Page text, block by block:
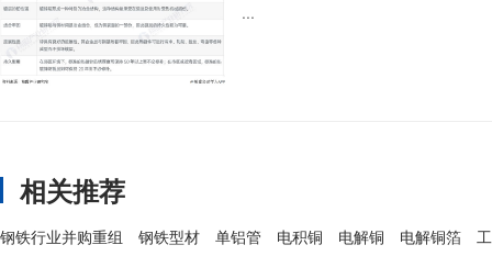
...
相关推荐
钢铁行业并购重组 钢铁型材 单铝管 电积铜 电解铜 电解铜箔